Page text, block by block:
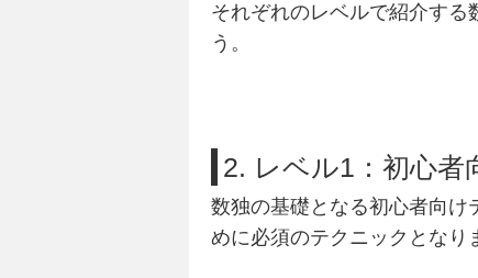
それぞれのレベルで紹介する
う。
2. レベル1：初心者
数独の基礎となる初心者向け
めに必須のテクニックとなり